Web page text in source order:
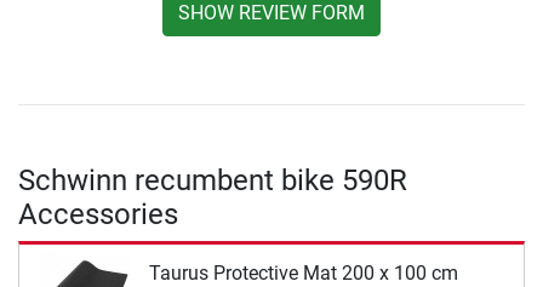
SHOW REVIEW FORM
Schwinn recumbent bike 590R
Accessories
Taurus Protective Mat 200 x 100 cm